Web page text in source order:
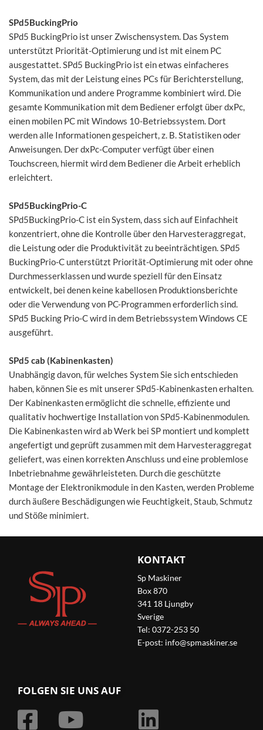
SPd5BuckingPrio
SPd5 BuckingPrio ist unser Zwischensystem. Das System
unterstützt Priorität-Optimierung und ist mit einem PC
ausgestattet. SPd5 BuckingPrio ist ein etwas einfacheres
System, das mit der Leistung eines PCs für Berichterstellung,
Kommunikation und andere Programme kombiniert wird. Die
gesamte Kommunikation mit dem Bediener erfolgt über dxPc,
einen mobilen PC mit Windows 10-Betriebssystem. Dort
werden alle Informationen gespeichert, z. B. Statistiken oder
Anweisungen. Der dxPc-Computer verfügt über einen
Touchscreen, hiermit wird dem Bediener die Arbeit erheblich
erleichtert.
SPd5BuckingPrio-C
SPd5BuckingPrio-C ist ein System, dass sich auf Einfachheit
konzentriert, ohne die Kontrolle über den Harvesteraggregat,
die Leistung oder die Produktivität zu beeinträchtigen. SPd5
BuckingPrio-C unterstützt Priorität-Optimierung mit oder ohne
Durchmesserklassen und wurde speziell für den Einsatz
entwickelt, bei denen keine kabellosen Produktionsberichte
oder die Verwendung von PC-Programmen erforderlich sind.
SPd5 Bucking Prio-C wird in dem Betriebssystem Windows CE
ausgeführt.
SPd5 cab (Kabinenkasten)
Unabhängig davon, für welches System Sie sich entschieden
haben, können Sie es mit unserer SPd5-Kabinenkasten erhalten.
Der Kabinenkasten ermöglicht die schnelle, effiziente und
qualitativ hochwertige Installation von SPd5-Kabinenmodulen.
Die Kabinenkasten wird ab Werk bei SP montiert und komplett
angefertigt und geprüft zusammen mit dem Harvesteraggregat
geliefert, was einen korrekten Anschluss und eine problemlose
Inbetriebnahme gewährleisteten. Durch die geschützte
Montage der Elektronikmodule in den Kasten, werden Probleme
durch äußere Beschädigungen wie Feuchtigkeit, Staub, Schmutz
und Stöße minimiert.
KONTAKT
Sp Maskiner
Box 870
341 18 Ljungby
Sverige
Tel: 0372-253 50
E-post: info@spmaskiner.se
FOLGEN SIE UNS AUF